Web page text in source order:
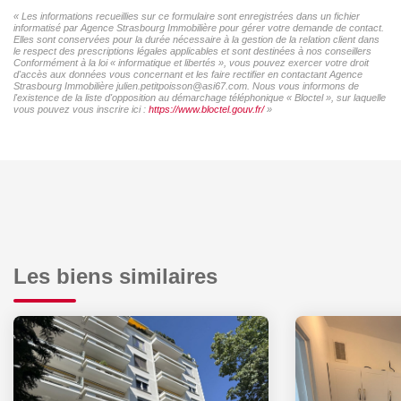
« Les informations recueillies sur ce formulaire sont enregistrées dans un fichier
informatisé par Agence Strasbourg Immobilière pour gérer votre demande de contact.
Elles sont conservées pour la durée nécessaire à la gestion de la relation client dans
le respect des prescriptions légales applicables et sont destinées à nos conseillers
Conformément à la loi « informatique et libertés », vous pouvez exercer votre droit
d'accès aux données vous concernant et les faire rectifier en contactant Agence
Strasbourg Immobilière julien.petitpoisson@asi67.com. Nous vous informons de
l'existence de la liste d'opposition au démarchage téléphonique « Bloctel », sur laquelle
vous pouvez vous inscrire ici : https://www.bloctel.gouv.fr/»
Les biens similaires